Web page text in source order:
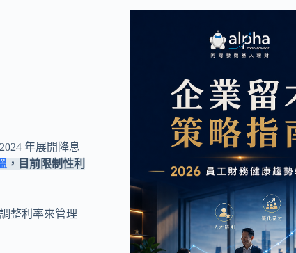
年展開降息
，目前限制性利
整利率來管理